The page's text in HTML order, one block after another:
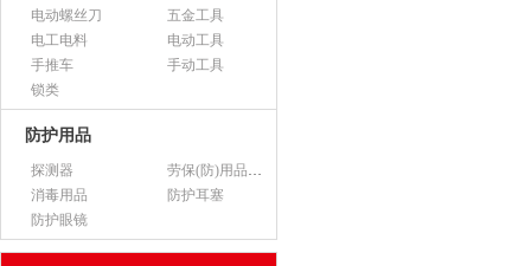
电动螺丝刀
五金工具
电工电料
电动工具
手推车
手动工具
锁类
防护用品
探测器
劳保(防)用品（不含医用产品）
消毒用品
防护耳塞
防护眼镜